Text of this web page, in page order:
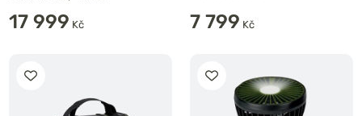
17 999 Kč 7 799 Kč